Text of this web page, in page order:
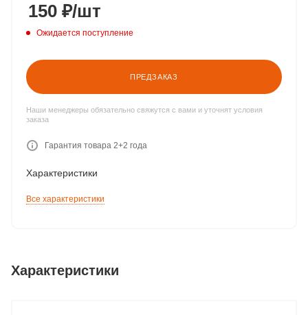
150 ₽/шт
Ожидается поступление
ПРЕДЗАКАЗ
Наши менеджеры обязательно свяжутся с вами и уточнят условия
заказа
Гарантия товара 2+2 года
Характеристики
Все характеристики
Характеристики